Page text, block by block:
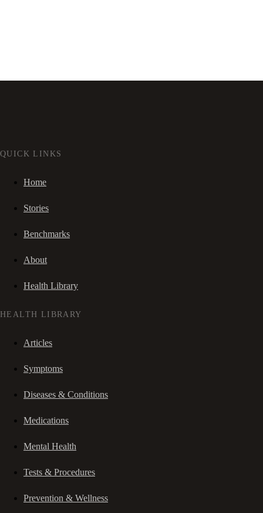
QUICK LINKS
Home
Stories
Benchmarks
About
Health Library
HEALTH LIBRARY
Articles
Symptoms
Diseases & Conditions
Medications
Mental Health
Tests & Procedures
Prevention & Wellness